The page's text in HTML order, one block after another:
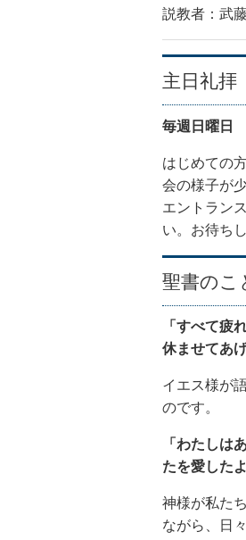
説教者：武
主日礼拝
毎週日曜日
はじめての
会の様子が
エントラン
い。お待ち
聖書のこ
「すべて疲
休ませてあ
イエス様が
のです。
「わたしは
たを愛した
神様が私た
ながら、日